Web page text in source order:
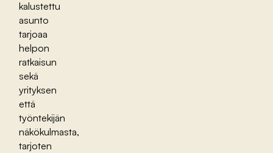
kalustettu
asunto
tarjoaa
helpon
ratkaisun
sekä
yrityksen
että
työntekijän
näkökulmasta,
tarjoten